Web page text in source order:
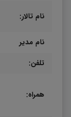
نام تالار:
نام مدیر
تلفن:
همراه: